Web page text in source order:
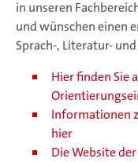
in unseren
und wünschen einen
Sprach-, Literatur-
Hier finden Sie
Informationen
hier
Die Website